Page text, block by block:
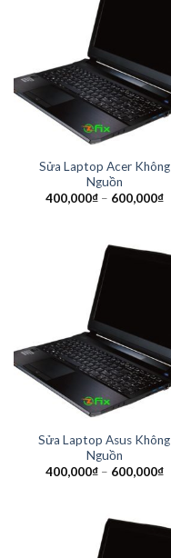
Sửa Laptop Acer Không
Nguồn
400,000₫– 600,000₫
Sửa Laptop Asus Không
Nguồn
400,000₫– 600,000₫